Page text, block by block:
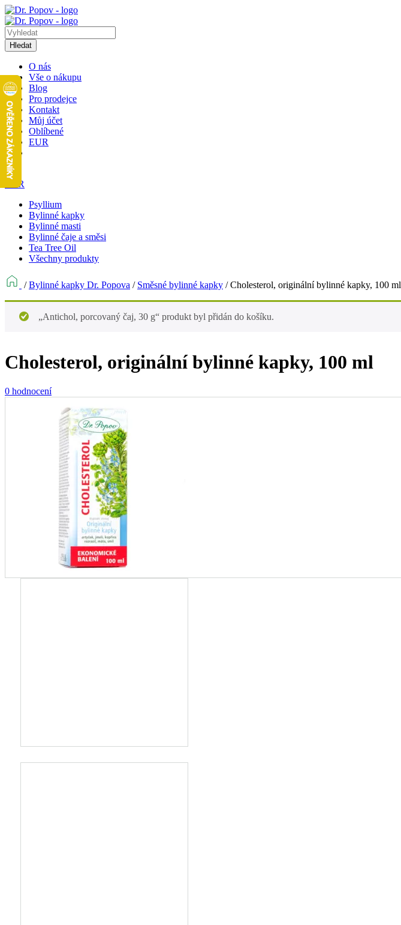
Hledat
O nás
Vše o nákupu
Blog
Pro prodejce
Kontakt
Můj účet
Oblíbené
EUR
1
EUR
Psyllium
Bylinné kapky
Bylinné masti
Bylinné čaje a směsi
Tea Tree Oil
Všechny produkty
/Bylinné kapky Dr. Popova / Směsné bylinné kapky /Cholesterol, originální bylinné kapky, 100 ml
„Antichol, porcovaný čaj, 30 g“ produkt byl přidán do košíku.
Cholesterol, originální bylinné kapky, 100 ml
0 hodnocení